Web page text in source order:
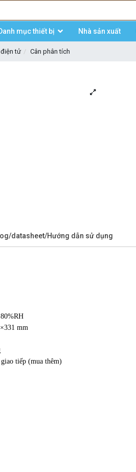
mục thiết bị Nhà sản xuất
điện tử Cân phân tích
datasheet/Hướng dẫn sử dụng
mm
tiếp (mua thêm)